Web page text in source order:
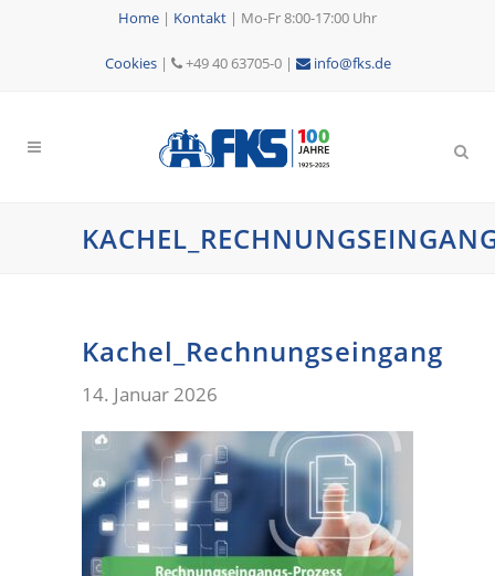
Home | Kontakt | Mo-Fr 8:00-17:00 Uhr
Cookies| +49 40 63705-0 | info@fks.de
Kachel_Rechnungseingang
14. Januar 2026